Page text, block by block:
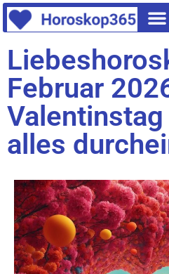
Februar
alles